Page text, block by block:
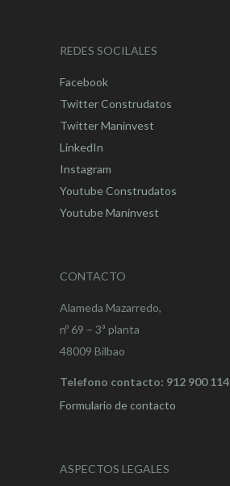
REDES SOCILALES
Facebook
Twitter Construdatos
Twitter Maninvest
LinkedIn
Instagram
Youtube Construdatos
Youtube Maninvest
CONTACTO
Alameda Mazarredo,
nº 69 – 3ª planta
48009 Bilbao
Telefono contacto: 912 900 114
Formulario de contacto
ASPECTOS LEGALES